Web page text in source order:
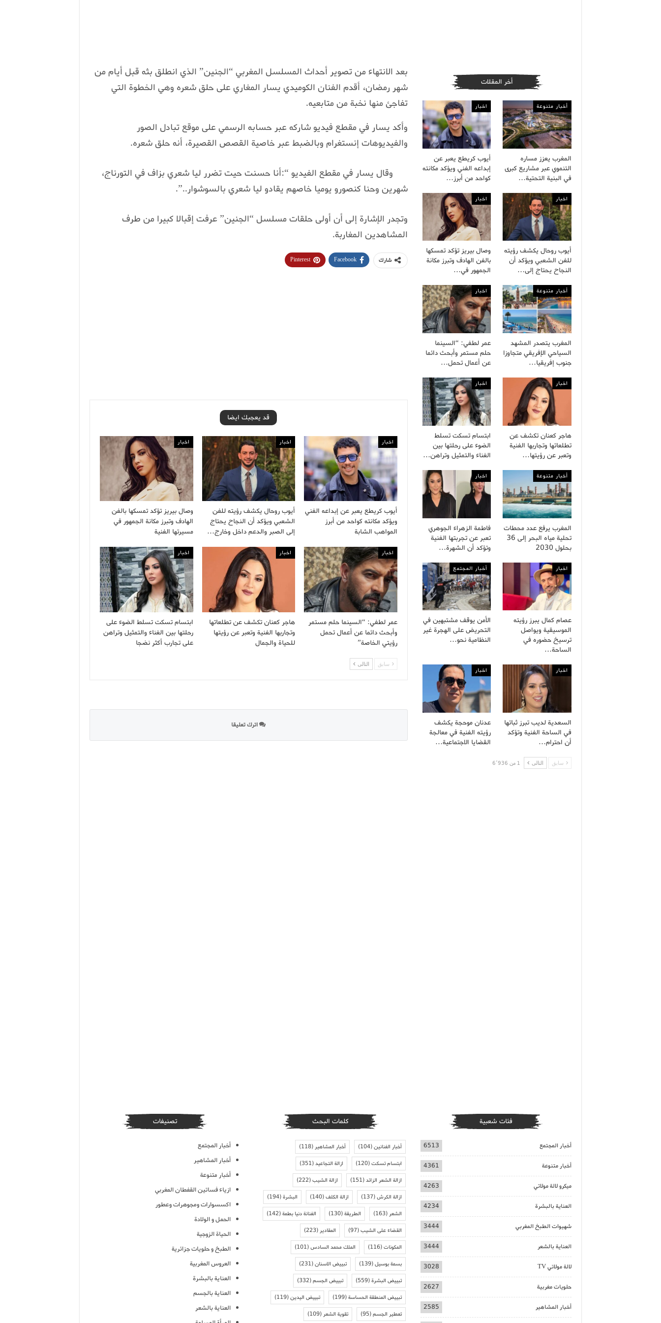
بعد الانتهاء من تصوير أحداث المسلسل المغربي “الجنين” الذي انطلق بثه قبل أيام من
شهر رمضان، أقدم الفنان الكوميدي يسار المغاري على حلق شعره وهي الخطوة التي
تفاجئ منها نخبة من متابعيه.
وأكد يسار في مقطع فيديو شاركه عبر حسابه الرسمي على موقع تبادل الصور
والفيديوهات إنستغرام وبالضبط عبر خاصية القصص القصيرة، أنه حلق شعره.
وقال يسار في مقطع الفيديو “:أنا حسنت حيت تضرر ليا شعري بزاف في التورناج،
شهرين وحنا كنصورو يوميا خاصهم يقادو ليا شعري بالسوشوار..”.
وتجدر الإشارة إلى أن أولى حلقات مسلسل “الجنين” عرفت إقبالا كبيرا من طرف
المشاهدين المغاربة.
شارك Facebook
Pinterest
قد يعجبك ايضا
اخبار
أيوب كريطع يعبر عن إبداعه الفني
ويؤكد مكانته كواحد من أبرز
المواهب الشابة
اخبار
أيوب روحال يكشف رؤيته للفن
الشعبي ويؤكد أن النجاح يحتاج
إلى الصبر والدعم داخل وخارج…
اخبار
وصال بيريز تؤكد تمسكها بالفن
الهادف وتبرز مكانة الجمهور في
مسيرتها الفنية
اخبار
عمر لطفي: “السينما حلم مستمر
وأبحث دائما عن أعمال تحمل
رؤيتي الخاصة”
اخبار
هاجر كعنان تكشف عن تطلعاتها
وتجاربها الفنية وتعبر عن رؤيتها
للحياة والجمال
اخبار
ابتسام تسكت تسلط الضوء على
رحلتها بين الغناء والتمثيل وتراهن
على تجارب أكثر نضجا
سابق التالى
اترك تعليقا
أخر المقلات
أخبار متنوعة
المغرب يعزز مساره
التنموي عبر مشاريع كبرى
في البنية التحتية…
اخبار
أيوب كريطع يعبر عن
إبداعه الفني ويؤكد مكانته
كواحد من أبرز…
اخبار
أيوب روحال يكشف رؤيته
للفن الشعبي ويؤكد أن
النجاح يحتاج إلى…
اخبار
وصال بيريز تؤكد تمسكها
بالفن الهادف وتبرز مكانة
الجمهور في…
أخبار متنوعة
المغرب يتصدر المشهد
السياحي الإفريقي متجاوزا
جنوب إفريقيا…
اخبار
عمر لطفي: “السينما
حلم مستمر وأبحث دائما
عن أعمال تحمل…
اخبار
هاجر كعنان تكشف عن
تطلعاتها وتجاربها الفنية
وتعبر عن رؤيتها…
اخبار
ابتسام تسكت تسلط
الضوء على رحلتها بين
الغناء والتمثيل وتراهن…
أخبار متنوعة
المغرب يرفع عدد محطات
تحلية مياه البحر إلى 36
بحلول 2030
اخبار
فاطمة الزهراء الجوهري
تعبر عن تجربتها الفنية
وتؤكد أن الشهرة…
اخبار
عصام كمال يبرز رؤيته
الموسيقية ويواصل
ترسيخ حضوره في
الساحة…
أخبار المجتمع
الأمن يوقف مشتبهين في
التحريض على الهجرة غير
النظامية نحو…
اخبار
السعدية لديب تبرز ثباتها
في الساحة الفنية وتؤكد
أن احترام…
اخبار
عدنان موحجة يكشف
رؤيته الفنية في معالجة
القضايا الاجتماعية…
سابق التالى 1 من 6٬936
فئات شعبية
أخبار المجتمع 6513
أخبار متنوعة 4361
ميكرو لالة مولاتي 4263
العناية بالبشرة 4234
شهيوات الطبخ المغربي 3444
العناية بالشعر 3444
لالة مولاتي TV 3028
حلويات مغربية 2627
أخبار المشاهير 2585
كلمات البحث
أخبار الفنانين(104) أخبار المشاهير(118)
ابتسام تسكت(120) ازالة التجاعيد(351)
ازالة الشعر الزائد(151) ازالة الشيب(222)
ازالة الكرش(137) ازالة الكلف(140) البشرة(194)
الشعر(163) الطريقة(130) الفنانة دنيا بطمة(142)
القضاء على الشيب(97) المقادير(223)
المكونات(116) الملك محمد السادس(101)
بسمة بوسيل(139) تبييض الاسنان(231)
تبييض البشرة(559) تبييض الجسم(332)
تبييض المنطقة الحساسة(199) تبييض اليدين(119)
تعطير الجسم(95) تقوية الشعر(109)
تصنيفات
أخبار المجتمع
أخبار المشاهير
أخبار متنوعة
ازياء فساتين القفطان المغربي
اكسسوارات ومجوهرات وعطور
الحمل و الولادة
الحياة الزوجية
الطبخ و حلويات جزائرية
العروس المغربية
العناية بالبشرة
العناية بالجسم
العناية بالشعر